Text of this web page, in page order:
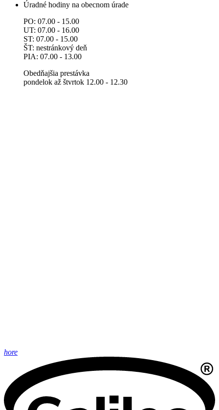
Úradné hodiny na obecnom úrade
PO: 07.00 - 15.00
UT: 07.00 - 16.00
ST: 07.00 - 15.00
ŠT: nestránkový deň
PIA: 07.00 - 13.00
Obedňajšia prestávka
pondelok až štvrtok 12.00 - 12.30
hore